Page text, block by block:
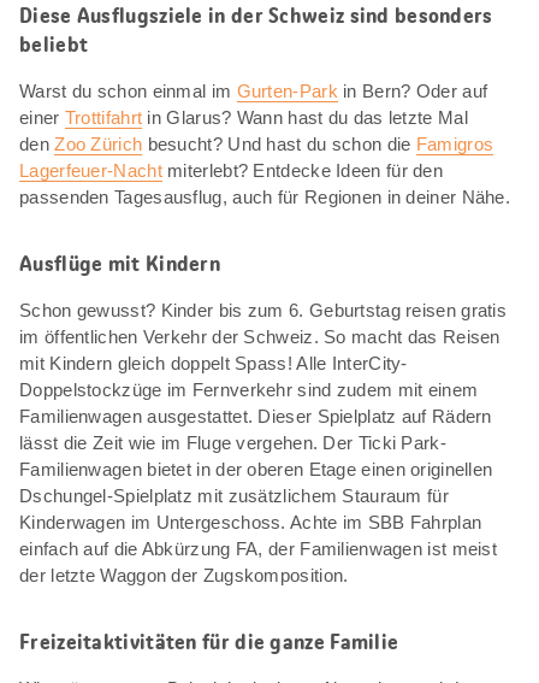
Diese Ausflugsziele in der Schweiz sind besonders
beliebt
Warst du schon einmal im Gurten-Park in Bern? Oder auf
einer Trottifahrt in Glarus? Wann hast du das letzte Mal
denZoo Zürich besucht? Und hast du schon die Famigros
Lagerfeuer-Nachtmiterlebt? Entdecke Ideen für den
passenden Tagesausflug, auch für Regionen in deiner Nähe.
Ausflüge mit Kindern
Schon gewusst? Kinder bis zum 6. Geburtstag reisen gratis
im öffentlichen Verkehr der Schweiz. So macht das Reisen
mit Kindern gleich doppelt Spass! Alle InterCity-
Doppelstockzüge im Fernverkehr sind zudem mit einem
Familienwagen ausgestattet. Dieser Spielplatz auf Rädern
lässt die Zeit wie im Fluge vergehen. Der Ticki Park-
Familienwagen bietet in der oberen Etage einen originellen
Dschungel-Spielplatz mit zusätzlichem Stauraum für
Kinderwagen im Untergeschoss. Achte im SBB Fahrplan
einfach auf die Abkürzung FA, der Familienwagen ist meist
der letzte Waggon der Zugskomposition.
Freizeitaktivitäten für die ganze Familie